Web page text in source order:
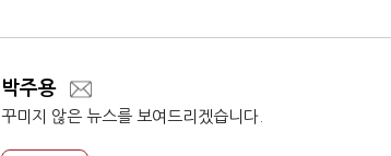
박주용
꾸미지 않은 뉴스를 보여드리겠습니다.